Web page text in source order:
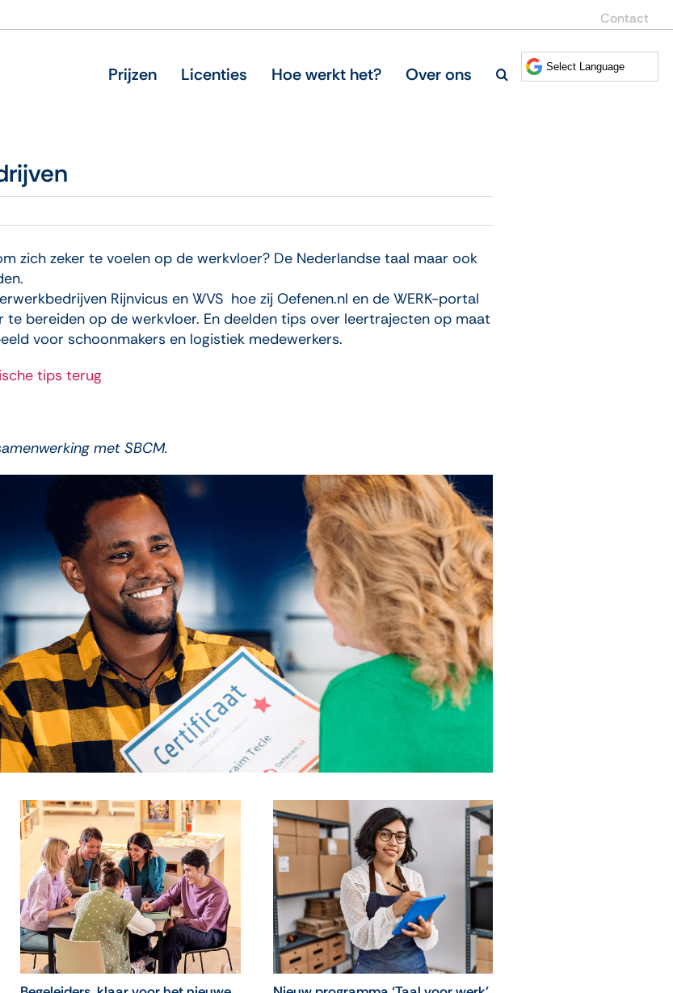
Contact
Prijzen Licenties Hoe werkt het? Over ons
zich zeker te voelen op de werkvloer? De Nederlandse taal maar ook
Rijnvicus en WVS hoe zij Oefenen.nl en de WERK-portal
te bereiden op de werkvloer. En deelden tips over leertrajecten op maat
voor schoonmakers en logistiek medewerkers.
tips terug
met SBCM.